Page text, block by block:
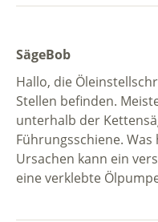
SägeBob
Hallo, die
Stellen befinden.
unterhalb der
Führungsschiene.
Ursachen kann ein
eine verklebte